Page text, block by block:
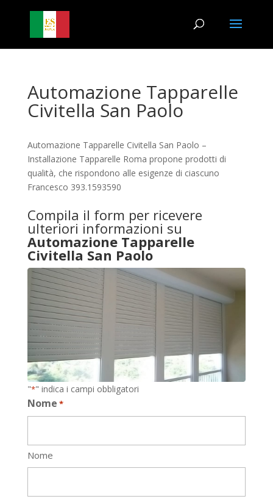
Automazione Tapparelle
Civitella San Paolo
Automazione Tapparelle Civitella San Paolo –
Installazione Tapparelle Roma propone prodotti di
qualità, che rispondono alle esigenze di ciascuno
Francesco 393.1593590
Compila il form per ricevere
ulteriori informazioni su
Automazione Tapparelle
Civitella San Paolo
"*" indica i campi obbligatori
Nome *
Nome